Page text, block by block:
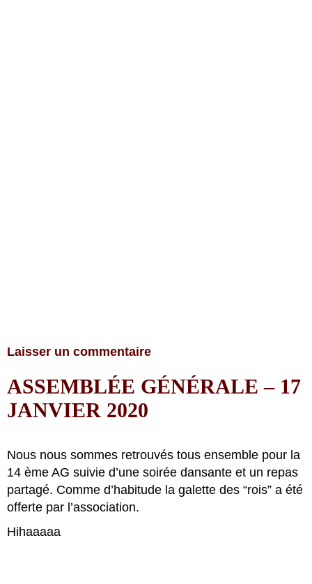
Laisser un commentaire
ASSEMBLÉE GÉNÉRALE – 17
JANVIER 2020
Nous nous sommes retrouvés tous ensemble pour la
14 ème AG suivie d’une soirée dansante et un repas
partagé. Comme d’habitude la galette des “rois” a été
offerte par l’association.
Hihaaaaa